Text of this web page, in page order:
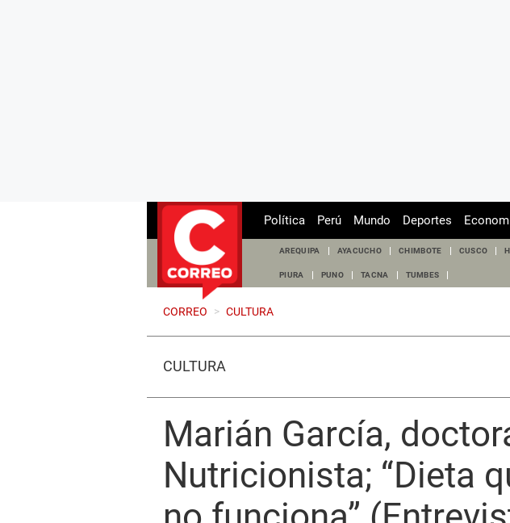
Política Perú Mundo Deportes
AREQUIPA AYACUCHO CHIMBOTE CUSCO
PIURA PUNO TACNA TUMBES
CORREO > CULTURA
CULTURA
Marián García,
Nutricionista; “Dieta